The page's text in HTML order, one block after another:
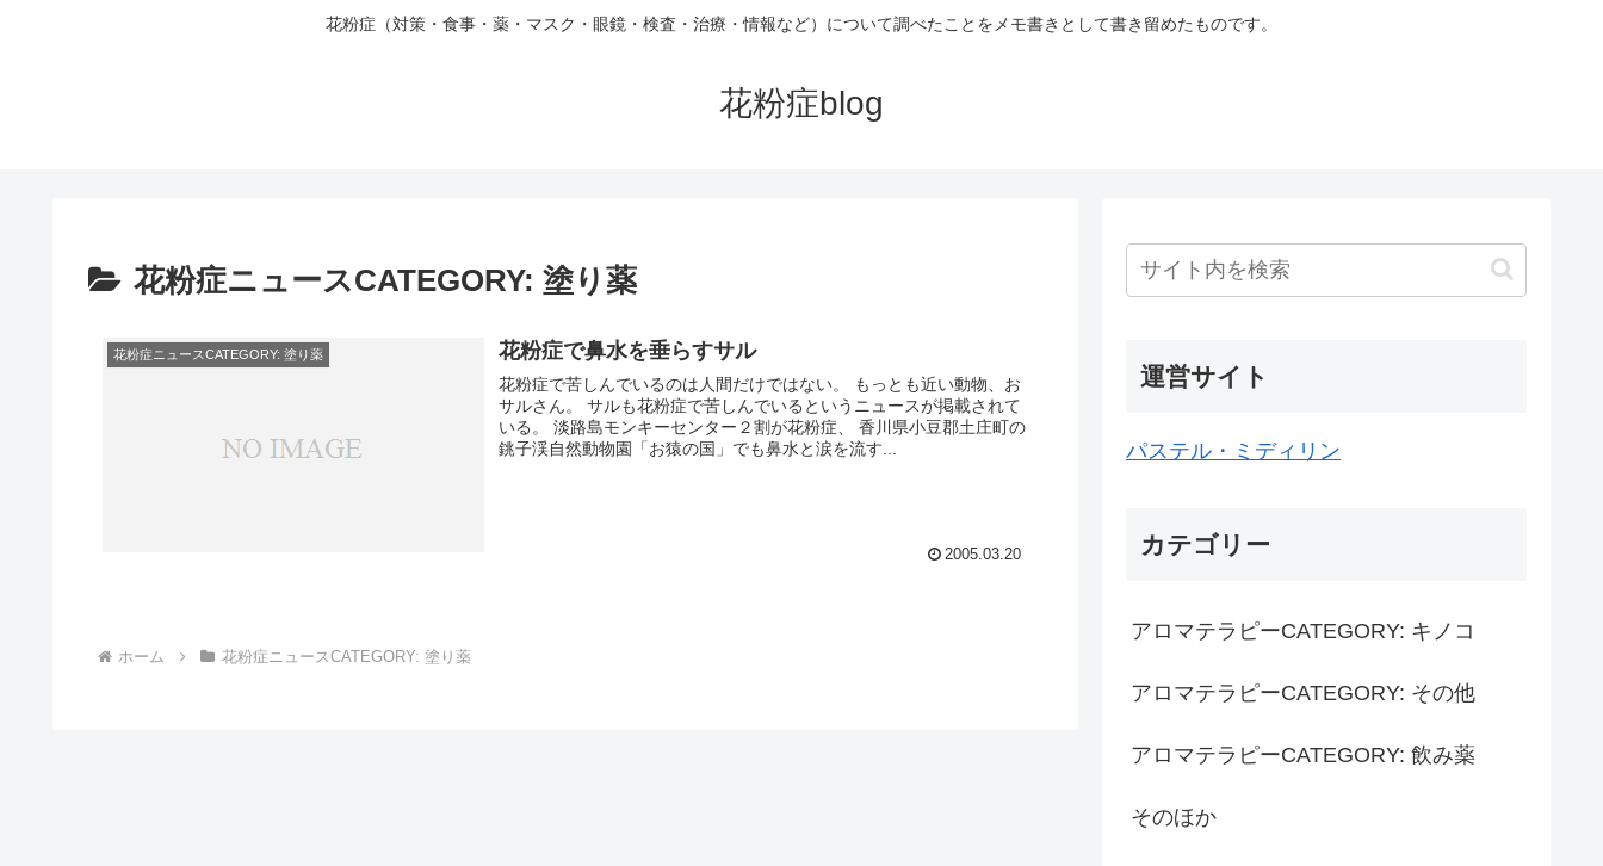
花粉症（対策・食事・薬・マスク・眼鏡・検査・治療・情報など）について調べたことをメモ書きとして書き留めたものです。
花粉症blog
花粉症ニュースCATEGORY: 塗り薬
花粉症ニュースCATEGORY: 塗り薬 花粉症で鼻水を垂らすサル
花粉症で苦しんでいるのは人間だけではない。 もっとも近い動物、お
サルさん。 サルも花粉症で苦しんでいるというニュースが掲載されて
いる。 淡路島モンキーセンター２割が花粉症、 香川県小豆郡土庄町の
銚子渓自然動物園「お猿の国」でも鼻水と涙を流す...
2005.03.20
ホーム 花粉症ニュースCATEGORY: 塗り薬
運営サイト
パステル・ミディリン
カテゴリー
アロマテラピーCATEGORY: キノコ
アロマテラピーCATEGORY: その他
アロマテラピーCATEGORY: 飲み薬
そのほか